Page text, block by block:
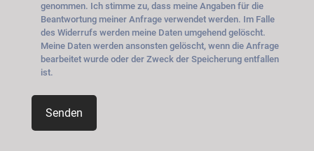
genommen. Ich stimme zu, dass meine Angaben für die
Beantwortung meiner Anfrage verwendet werden. Im Falle
des Widerrufs werden meine Daten umgehend gelöscht.
Meine Daten werden ansonsten gelöscht, wenn die Anfrage
bearbeitet wurde oder der Zweck der Speicherung entfallen
ist.